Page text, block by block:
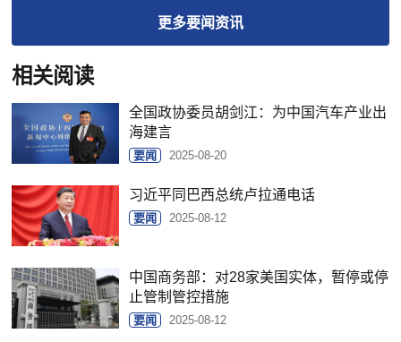
更多要闻资讯
相关阅读
全国政协委员胡剑江：为中国汽车产业出
海建言
要闻 2025-08-20
习近平同巴西总统卢拉通电话
要闻 2025-08-12
中国商务部：对28家美国实体，暂停或停
止管制管控措施
要闻 2025-08-12